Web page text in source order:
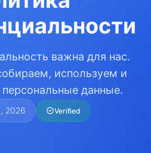
важна для нас.
используем и
данные.
2026 Verified